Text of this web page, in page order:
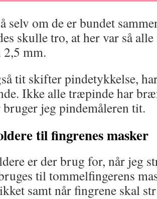
selv om de er bundet
skulle tro, at her var så
mm.
tit skifter pindetykkelse,
Ikke alle træpinde har
jeg pindemåleren tit.
til fingrenes masker
er der brug for, når jeg
til tommelfingerens
samt når fingrene skal